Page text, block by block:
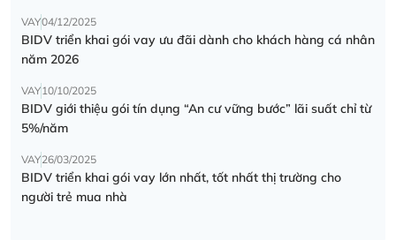
VAY04/12/2025
BIDV triển khai gói vay ưu đãi dành cho khách hàng cá nhân
năm 2026
VAY10/10/2025
BIDV giới thiệu gói tín dụng “An cư vững bước” lãi suất chỉ từ
5%/năm
VAY26/03/2025
BIDV triển khai gói vay lớn nhất, tốt nhất thị trường cho
người trẻ mua nhà